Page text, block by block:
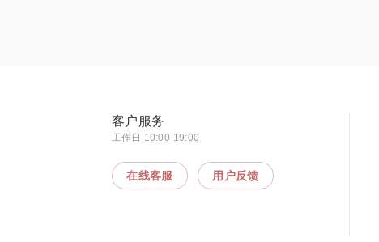
客户服务
工作日 10:00-19:00
在线客服 用户反馈